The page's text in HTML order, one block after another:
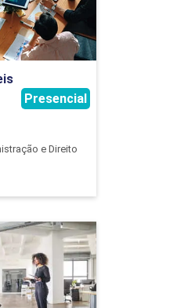
E GESTÃO DE
Presencial
e Direito
Contábeis
do curso